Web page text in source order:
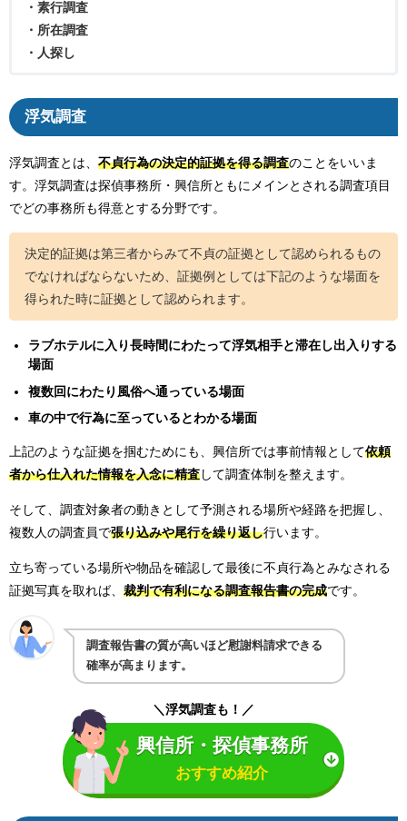
・素行調査
・所在調査
・人探し
浮気調査
浮気調査とは、 不貞行為の決定的証拠を得る調査のことをいいま
す。浮気調査は探偵事務所・興信所ともにメインとされる調査項目
でどの事務所も得意とする分野です。
決定的証拠は第三者からみて不貞の証拠として認められるもの
でなければならないため、証拠例としては下記のような場面を
得られた時に証拠として認められます。
ラブホテルに入り長時間にわたって浮気相手と滞在し出入りする
場面
複数回にわたり風俗へ通っている場面
車の中で行為に至っているとわかる場面
上記のような証拠を掴むためにも、興信所では事前情報として依頼
者から仕入れた情報を入念に精査 して調査体制を整えます。
そして、調査対象者の動きとして予測される場所や経路を把握し、
複数人の調査員で張り込みや尾行を繰り返し行います。
立ち寄っている場所や物品を確認して最後に不貞行為とみなされる
証拠写真を取れば、 裁判で有利になる調査報告書の完成です。
調査報告書の質が高いほど慰謝料請求できる
確率が高まります。
＼浮気調査も！／
興信所・探偵事務所
おすすめ紹介